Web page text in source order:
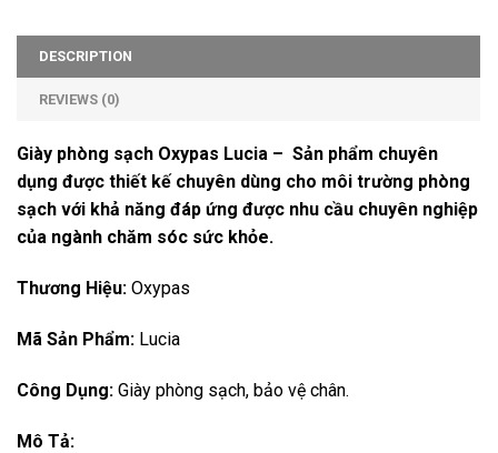
DESCRIPTION
REVIEWS (0)
Giày phòng sạch Oxypas Lucia – Sản phẩm chuyên
dụng được thiết kế chuyên dùng cho môi trường phòng
sạch với khả năng đáp ứng được nhu cầu chuyên nghiệp
của ngành chăm sóc sức khỏe.
Thương Hiệu: Oxypas
Mã Sản Phẩm: Lucia
Công Dụng: Giày phòng sạch, bảo vệ chân.
Mô Tả: